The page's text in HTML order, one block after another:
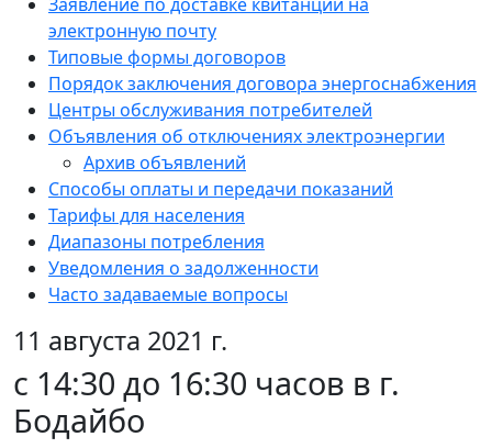
электронную почту
Типовые формы договоров
Порядок заключения договора энергоснабжения
Центры обслуживания потребителей
Объявления об отключениях электроэнергии
Архив объявлений
Способы оплаты и передачи показаний
Тарифы для населения
Диапазоны потребления
Уведомления о задолженности
Часто задаваемые вопросы
11 августа 2021 г.
с 14:30 до 16:30 часов в г.
Бодайбо